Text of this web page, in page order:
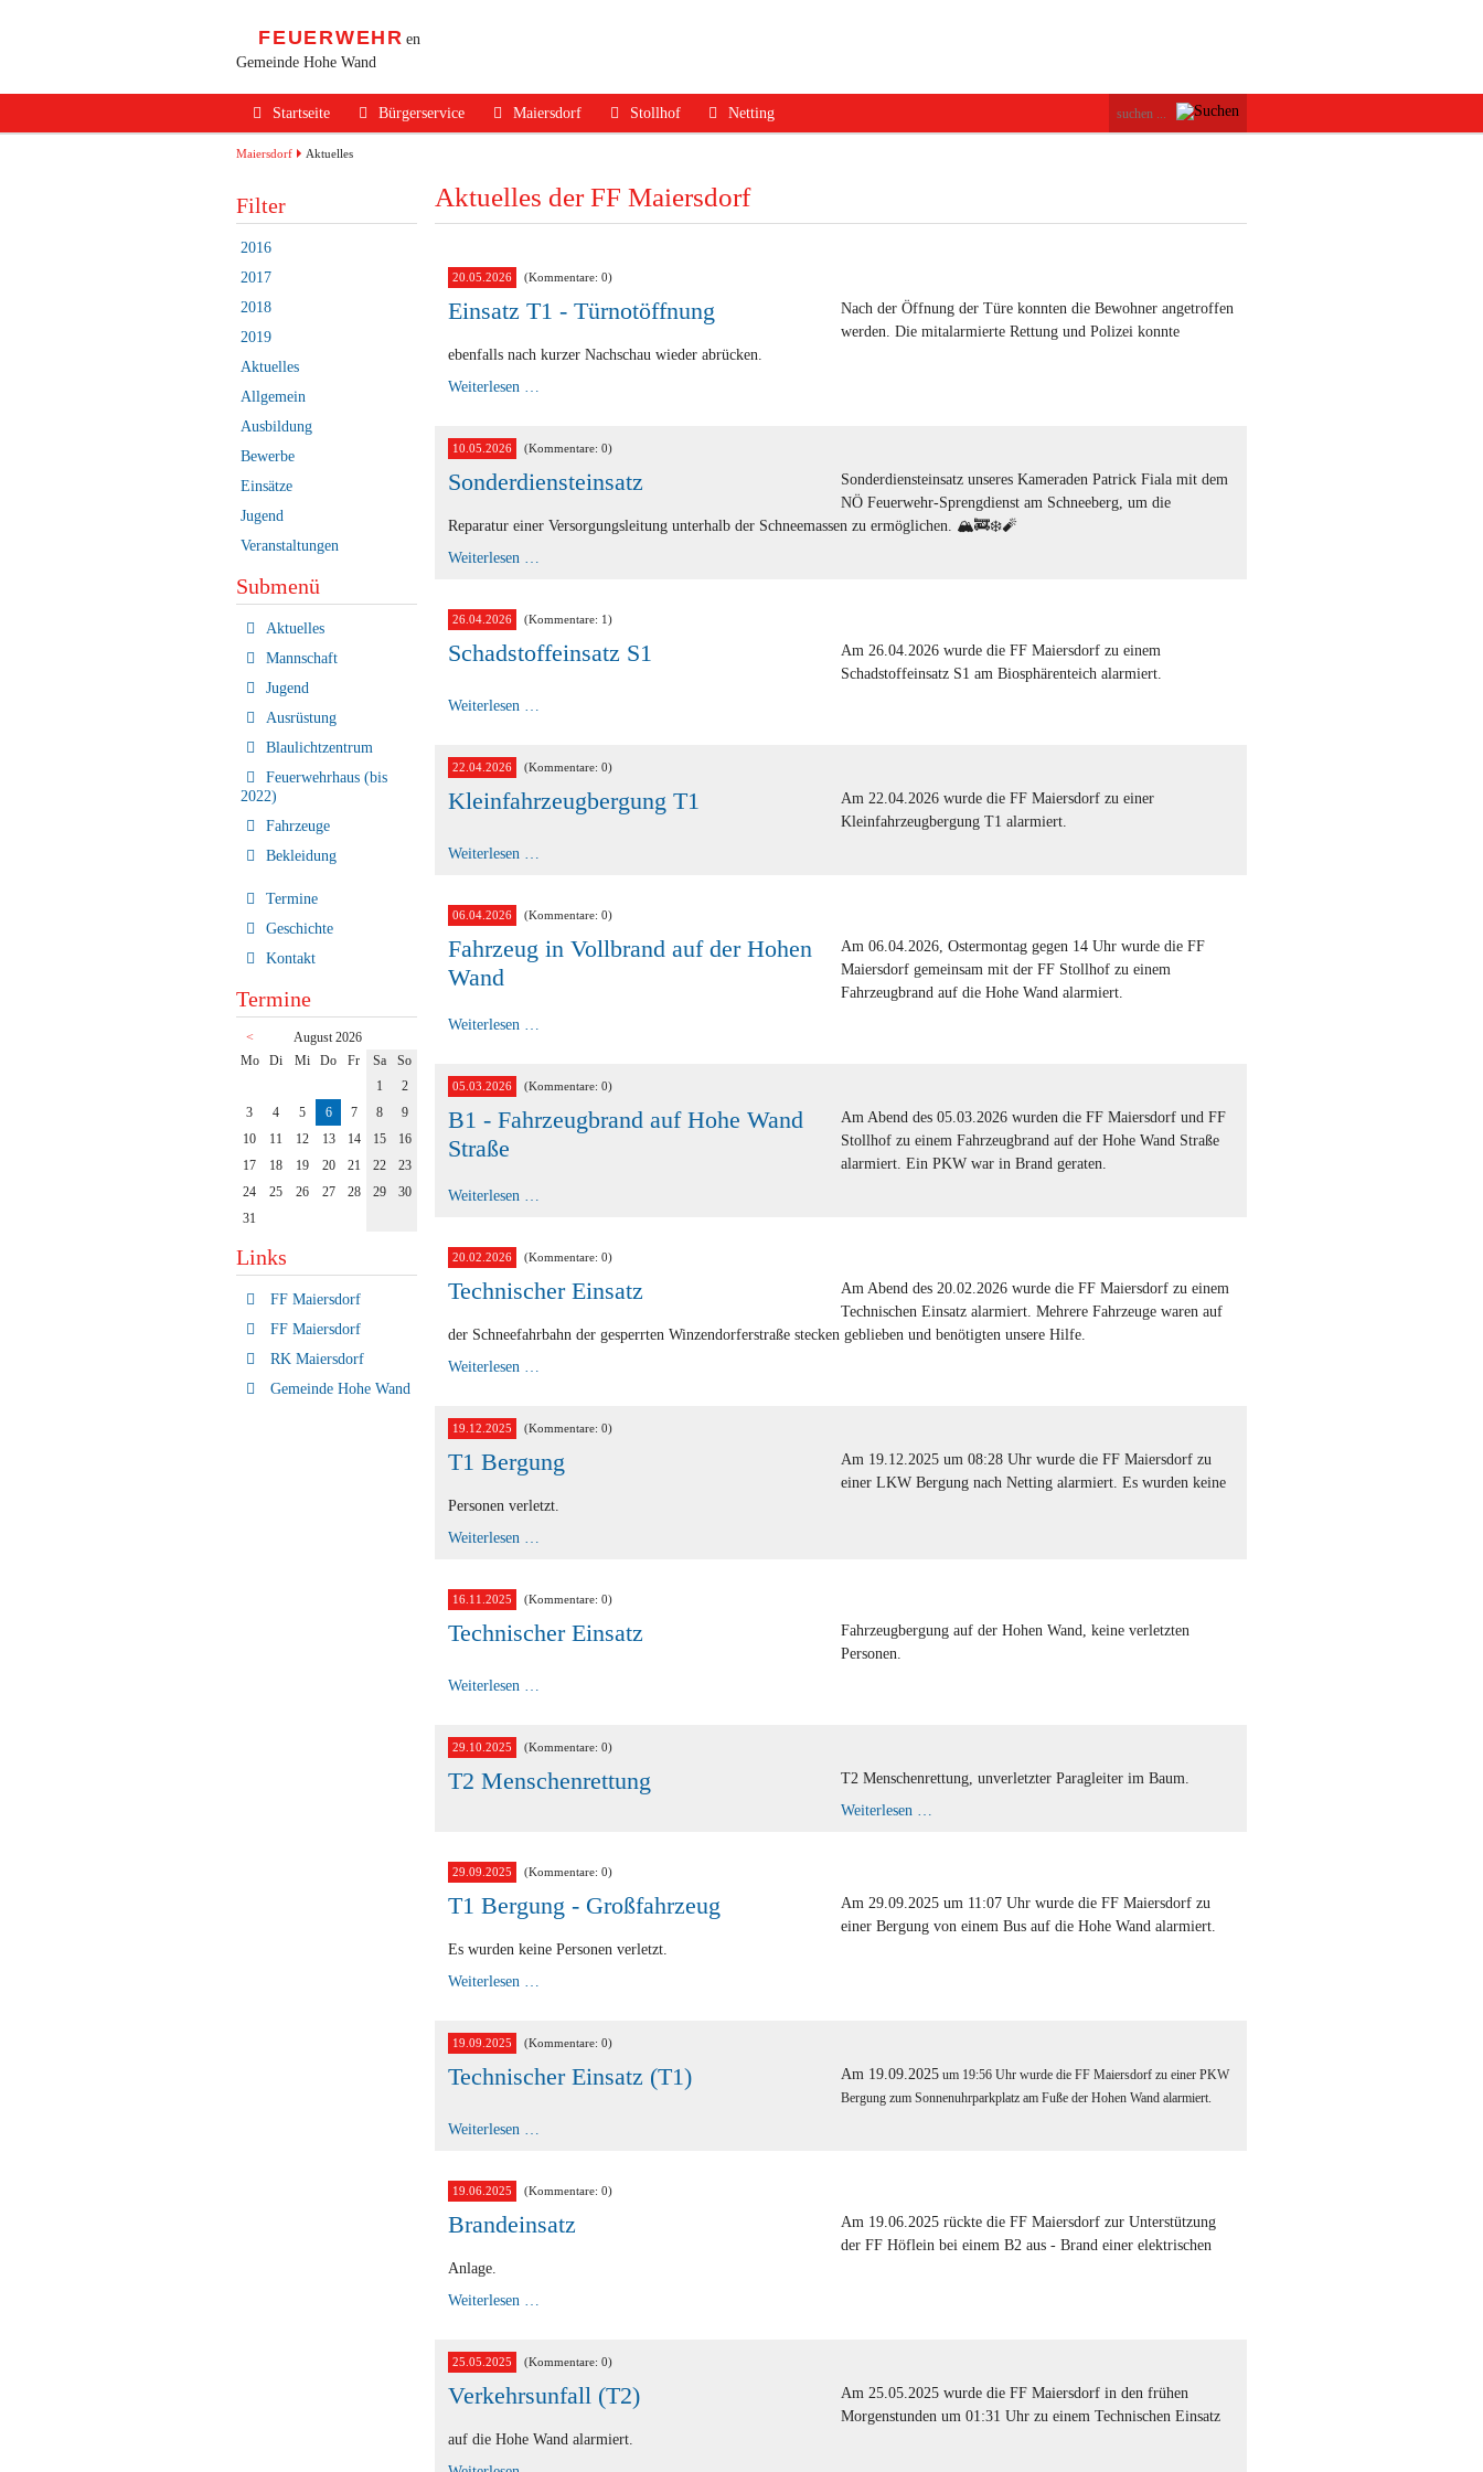
FEUERWEHR en
Gemeinde Hohe Wand
überspringen
Startseite Bürgerservice
Verhalten im Brandfall
Sicherheits Tipps
Verkehrsunfälle
Maiersdorf
Mannschaft
Ausrüstung
Termine
Geschichte
Kontakt
Stollhof
Mannschaft
Termine
Geschichte
Netting
Mannschaft
Kontakt
Maiersdorf Aktuelles
Aktuelles der FF Maiersdorf
20.05.2026 (Kommentare: 0)
Einsatz T1 - Türnotöffnung
Nach der Öffnung der Türe konnten die Bewohner angetroffen
werden. Die mitalarmierte Rettung und Polizei konnte
ebenfalls nach kurzer Nachschau wieder abrücken.
Weiterlesen …
10.05.2026 (Kommentare: 0)
Sonderdiensteinsatz
Sonderdiensteinsatz unseres Kameraden Patrick Fiala mit dem
NÖ Feuerwehr-Sprengdienst am Schneeberg, um die
Reparatur einer Versorgungsleitung unterhalb der Schneemassen zu ermöglichen. 🏔️🚒❄️🧨
Weiterlesen …
26.04.2026 (Kommentare: 1)
Schadstoffeinsatz S1
Am 26.04.2026 wurde die FF Maiersdorf zu einem
Schadstoffeinsatz S1 am Biosphärenteich alarmiert.
Weiterlesen …
22.04.2026 (Kommentare: 0)
Kleinfahrzeugbergung T1
Am 22.04.2026 wurde die FF Maiersdorf zu einer
Kleinfahrzeugbergung T1 alarmiert.
Weiterlesen …
06.04.2026 (Kommentare: 0)
Fahrzeug in Vollbrand auf der Hohen
Wand
Am 06.04.2026, Ostermontag gegen 14 Uhr wurde die FF
Maiersdorf gemeinsam mit der FF Stollhof zu einem
Fahrzeugbrand auf die Hohe Wand alarmiert.
Weiterlesen …
der
Wand
05.03.2026 (Kommentare: 0)
B1 - Fahrzeugbrand auf Hohe Wand
Straße
Am Abend des 05.03.2026 wurden die FF Maiersdorf und FF
Stollhof zu einem Fahrzeugbrand auf der Hohe Wand Straße
alarmiert. Ein PKW war in Brand geraten.
Weiterlesen …
Hohe
Straße
20.02.2026 (Kommentare: 0)
Technischer Einsatz
Am Abend des 20.02.2026 wurde die FF Maiersdorf zu einem
Technischen Einsatz alarmiert. Mehrere Fahrzeuge waren auf
der Schneefahrbahn der gesperrten Winzendorferstraße stecken geblieben und benötigten unsere Hilfe.
Weiterlesen …
19.12.2025 (Kommentare: 0)
T1 Bergung
Am 19.12.2025 um 08:28 Uhr wurde die FF Maiersdorf zu
einer LKW Bergung nach Netting alarmiert. Es wurden keine
Personen verletzt.
Weiterlesen …
16.11.2025 (Kommentare: 0)
Technischer Einsatz
Fahrzeugbergung auf der Hohen Wand, keine verletzten
Personen.
Weiterlesen …
29.10.2025 (Kommentare: 0)
T2 Menschenrettung
T2 Menschenrettung, unverletzter Paragleiter im Baum.
Weiterlesen …
29.09.2025 (Kommentare: 0)
T1 Bergung - Großfahrzeug
Am 29.09.2025 um 11:07 Uhr wurde die FF Maiersdorf zu
einer Bergung von einem Bus auf die Hohe Wand alarmiert.
Es wurden keine Personen verletzt.
Weiterlesen …
19.09.2025 (Kommentare: 0)
Technischer Einsatz (T1) Am 19.09.2025 um 19:56 Uhr wurde die FF Maiersdorf zu einer PKW
Bergung zum Sonnenuhrparkplatz am Fuße der Hohen Wand alarmiert.
Weiterlesen …
19.06.2025 (Kommentare: 0)
Brandeinsatz
Am 19.06.2025 rückte die FF Maiersdorf zur Unterstützung
der FF Höflein bei einem B2 aus - Brand einer elektrischen
Anlage.
Weiterlesen …
25.05.2025 (Kommentare: 0)
Verkehrsunfall (T2)
Am 25.05.2025 wurde die FF Maiersdorf in den frühen
Morgenstunden um 01:31 Uhr zu einem Technischen Einsatz
auf die Hohe Wand alarmiert.
Filter
2016
2017
2018
2019
Aktuelles
Allgemein
Ausbildung
Bewerbe
Einsätze
Jugend
Veranstaltungen
Submenü
Navigation
Aktuelles
Mannschaft
Jugend
Ausrüstung
Blaulichtzentrum
Feuerwehrhaus (bis
2022)
Fahrzeuge
Bekleidung
Termine
Geschichte
Kontakt
Termine
<
August 2026
Montag
Dienstag
Mittwoch
Donnerstag
Freitag
Samstag
Sonntag
1
2
3
4 5 6 7 8
9
10
11 12 13 14 15
16
17
18 19 20 21 22
23
24
25 26 27 28 29
30
31
Links
FF Maiersdorf
FF Maiersdorf
RK Maiersdorf
Gemeinde Hohe Wand